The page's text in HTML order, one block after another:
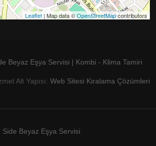
Leaflet | Map data ©OpenStreetMapcontributors
Beyaz Eşya Servisi | Kombi - Klima Tamiri
Alt Yapısı: Web Sitesi Kiralama Çözümleri
Side Beyaz Eşya Servisi